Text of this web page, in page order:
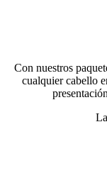
Con nuestros
cualquier cabello